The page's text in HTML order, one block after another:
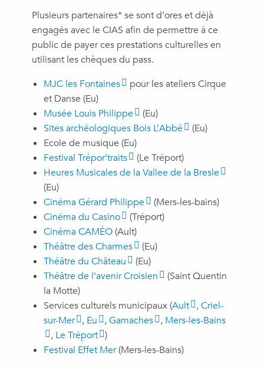
Plusieurs partenaires* se sont d’ores et déjà
engagés avec le CIAS afin de permettre à ce
public de payer ces prestations culturelles en
utilisant les chèques du pass.
MJC les Fontaines
pour les ateliers Cirque
et Danse (Eu)
Musée Louis Philippe
(Eu)
Sites archéologiques Bois L’Abbé
(Eu)
Ecole de musique (Eu)
Festival Trépor’traits
(Le Tréport)
Heures Musicales de la Vallee de la Bresle
(Eu)
Cinéma Gérard Philippe
(Mers-les-bains)
Cinéma du Casino
(Tréport)
Cinéma CAMÉO (Ault)
Théâtre des Charmes
(Eu)
Théâtre du Château
(Eu)
Théâtre de l’avenir Croisien
(Saint Quentin
la Motte)
Services culturels municipaux (Ault ,Criel-
sur-Mer , Eu ,Gamaches , Mers-les-Bains
, Le Tréport )
Festival Effet Mer(Mers-les-Bains)